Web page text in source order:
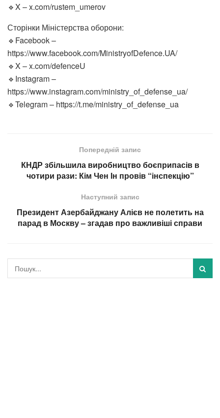
🔹X – x.com/rustem_umerov
Сторінки Міністерства оборони:
🔹Facebook –
https://www.facebook.com/MinistryofDefence.UA/
🔹X – x.com/defenceU
🔹Instagram –
https://www.instagram.com/ministry_of_defense_ua/
🔹Telegram – https://t.me/ministry_of_defense_ua
Попередній запис
КНДР збільшила виробництво боєприпасів в
чотири рази: Кім Чен Ін провів “інспекцію”
Наступний запис
Президент Азербайджану Алієв не полетить на
парад в Москву – згадав про важливіші справи